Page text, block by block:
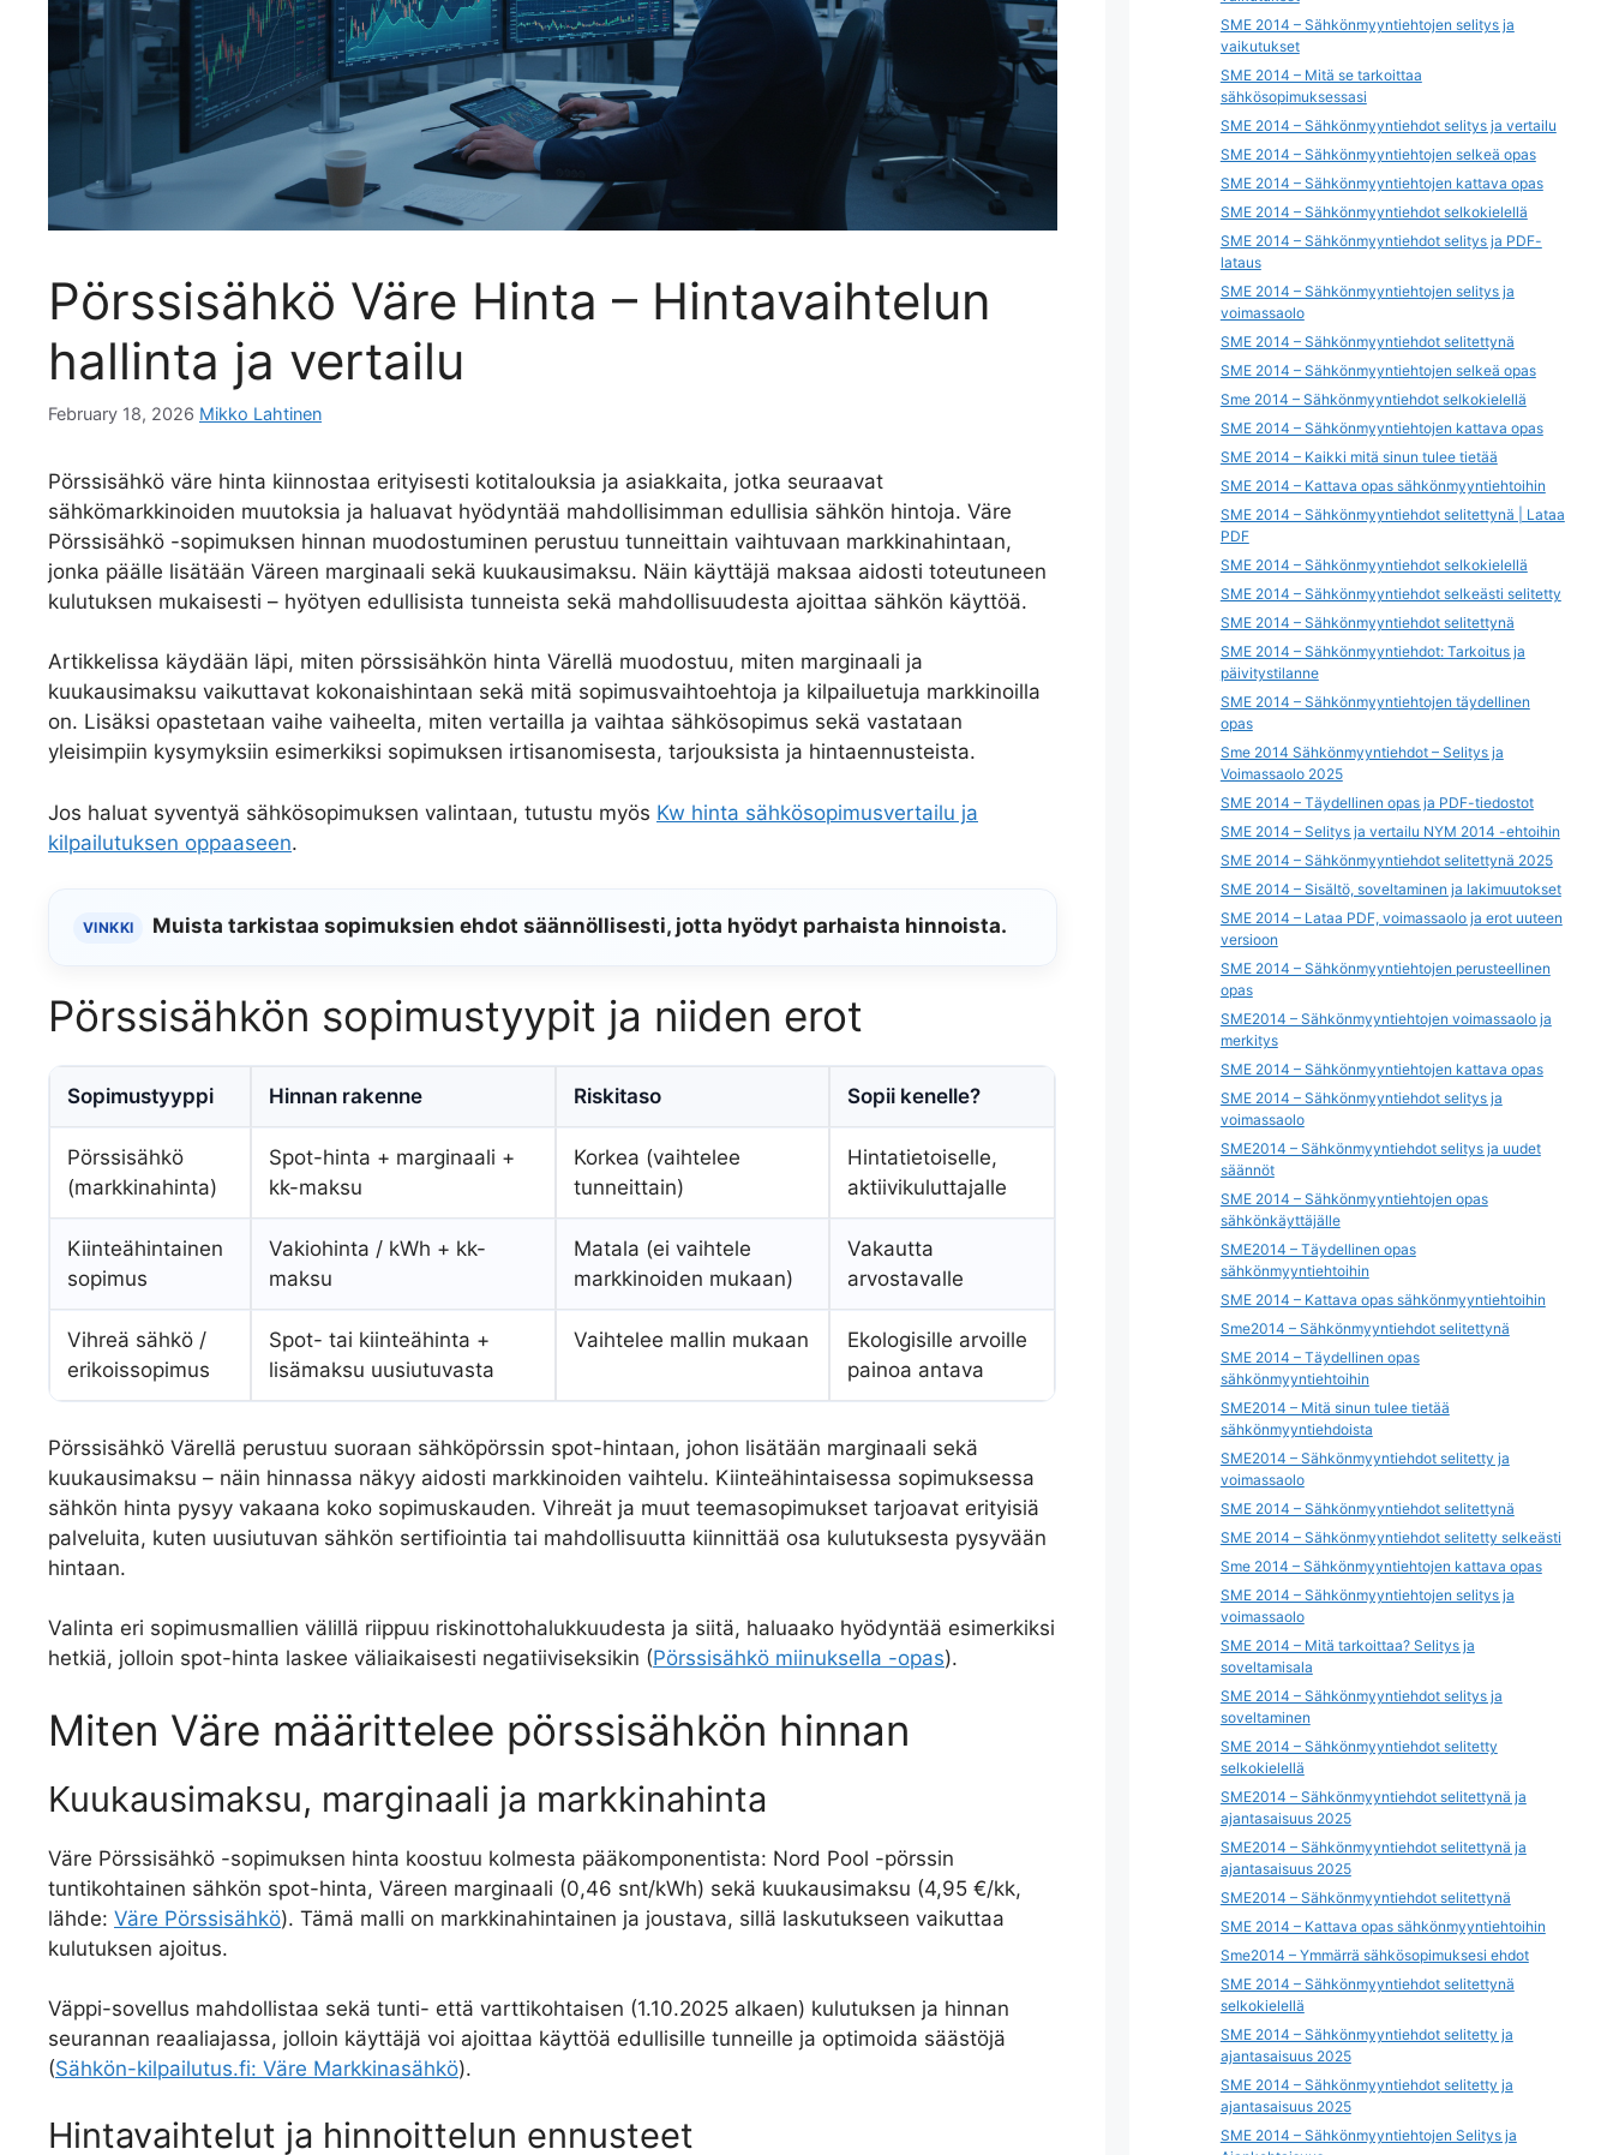
Pörssisähkö Väre Hinta – Hintavaihtelun
hallinta ja vertailu
February 18, 2026 Mikko Lahtinen
Pörssisähkö väre hinta kiinnostaa erityisesti kotitalouksia ja asiakkaita, jotka seuraavat
sähkömarkkinoiden muutoksia ja haluavat hyödyntää mahdollisimman edullisia sähkön hintoja. Väre
Pörssisähkö -sopimuksen hinnan muodostuminen perustuu tunneittain vaihtuvaan markkinahintaan,
jonka päälle lisätään Väreen marginaali sekä kuukausimaksu. Näin käyttäjä maksaa aidosti toteutuneen
kulutuksen mukaisesti – hyötyen edullisista tunneista sekä mahdollisuudesta ajoittaa sähkön käyttöä.
Artikkelissa käydään läpi, miten pörssisähkön hinta Värellä muodostuu, miten marginaali ja
kuukausimaksu vaikuttavat kokonaishintaan sekä mitä sopimusvaihtoehtoja ja kilpailuetuja markkinoilla
on. Lisäksi opastetaan vaihe vaiheelta, miten vertailla ja vaihtaa sähkösopimus sekä vastataan
yleisimpiin kysymyksiin esimerkiksi sopimuksen irtisanomisesta, tarjouksista ja hintaennusteista.
Jos haluat syventyä sähkösopimuksen valintaan, tutustu myös Kw hinta sähkösopimusvertailu ja
kilpailutuksen oppaaseen.
VINKKI Muista tarkistaa sopimuksien ehdot säännöllisesti, jotta hyödyt parhaista hinnoista.
Pörssisähkön sopimustyypit ja niiden erot
Sopimustyyppi Hinnan rakenne Riskitaso Sopii kenelle?
Pörssisähkö
(markkinahinta)
Spot-hinta + marginaali +
kk-maksu
Korkea (vaihtelee
tunneittain)
Hintatietoiselle,
aktiivikuluttajalle
Kiinteähintainen
sopimus
Vakiohinta / kWh + kk-
maksu
Matala (ei vaihtele
markkinoiden mukaan)
Vakautta
arvostavalle
Vihreä sähkö /
erikoissopimus
Spot- tai kiinteähinta +
lisämaksu uusiutuvasta
Vaihtelee mallin mukaan
Ekologisille arvoille
painoa antava
Pörssisähkö Värellä perustuu suoraan sähköpörssin spot-hintaan, johon lisätään marginaali sekä
kuukausimaksu – näin hinnassa näkyy aidosti markkinoiden vaihtelu. Kiinteähintaisessa sopimuksessa
sähkön hinta pysyy vakaana koko sopimuskauden. Vihreät ja muut teemasopimukset tarjoavat erityisiä
palveluita, kuten uusiutuvan sähkön sertifiointia tai mahdollisuutta kiinnittää osa kulutuksesta pysyvään
hintaan.
Valinta eri sopimusmallien välillä riippuu riskinottohalukkuudesta ja siitä, haluaako hyödyntää esimerkiksi
hetkiä, jolloin spot-hinta laskee väliaikaisesti negatiiviseksikin (Pörssisähkö miinuksella -opas).
Miten Väre määrittelee pörssisähkön hinnan
Kuukausimaksu, marginaali ja markkinahinta
Väre Pörssisähkö -sopimuksen hinta koostuu kolmesta pääkomponentista: Nord Pool -pörssin
tuntikohtainen sähkön spot-hinta, Väreen marginaali (0,46 snt/kWh) sekä kuukausimaksu (4,95 €/kk,
lähde: Väre Pörssisähkö). Tämä malli on markkinahintainen ja joustava, sillä laskutukseen vaikuttaa
kulutuksen ajoitus.
Väppi-sovellus mahdollistaa sekä tunti- että varttikohtaisen (1.10.2025 alkaen) kulutuksen ja hinnan
seurannan reaaliajassa, jolloin käyttäjä voi ajoittaa käyttöä edullisille tunneille ja optimoida säästöjä
(Sähkön-kilpailutus.fi: Väre Markkinasähkö).
Hintavaihtelut ja hinnoittelun ennusteet
SME 2014 – Sähkönmyyntiehtojen selitys ja
vaikutukset
SME 2014 – Mitä se tarkoittaa
sähkösopimuksessasi
SME 2014 – Sähkönmyyntiehdot selitys ja vertailu
SME 2014 – Sähkönmyyntiehtojen selkeä opas
SME 2014 – Sähkönmyyntiehtojen kattava opas
SME 2014 – Sähkönmyyntiehdot selkokielellä
SME 2014 – Sähkönmyyntiehdot selitys ja PDF-
lataus
SME 2014 – Sähkönmyyntiehtojen selitys ja
voimassaolo
SME 2014 – Sähkönmyyntiehdot selitettynä
SME 2014 – Sähkönmyyntiehtojen selkeä opas
Sme 2014 – Sähkönmyyntiehdot selkokielellä
SME 2014 – Sähkönmyyntiehtojen kattava opas
SME 2014 – Kaikki mitä sinun tulee tietää
SME 2014 – Kattava opas sähkönmyyntiehtoihin
SME 2014 – Sähkönmyyntiehdot selitettynä | Lataa
PDF
SME 2014 – Sähkönmyyntiehdot selkokielellä
SME 2014 – Sähkönmyyntiehdot selkeästi selitetty
SME 2014 – Sähkönmyyntiehdot selitettynä
SME 2014 – Sähkönmyyntiehdot: Tarkoitus ja
päivitystilanne
SME 2014 – Sähkönmyyntiehtojen täydellinen
opas
Sme 2014 Sähkönmyyntiehdot – Selitys ja
Voimassaolo 2025
SME 2014 – Täydellinen opas ja PDF-tiedostot
SME 2014 – Selitys ja vertailu NYM 2014 -ehtoihin
SME 2014 – Sähkönmyyntiehdot selitettynä 2025
SME 2014 – Sisältö, soveltaminen ja lakimuutokset
SME 2014 – Lataa PDF, voimassaolo ja erot uuteen
versioon
SME 2014 – Sähkönmyyntiehtojen perusteellinen
opas
SME2014 – Sähkönmyyntiehtojen voimassaolo ja
merkitys
SME 2014 – Sähkönmyyntiehtojen kattava opas
SME 2014 – Sähkönmyyntiehdot selitys ja
voimassaolo
SME2014 – Sähkönmyyntiehdot selitys ja uudet
säännöt
SME 2014 – Sähkönmyyntiehtojen opas
sähkönkäyttäjälle
SME2014 – Täydellinen opas
sähkönmyyntiehtoihin
SME 2014 – Kattava opas sähkönmyyntiehtoihin
Sme2014 – Sähkönmyyntiehdot selitettynä
SME 2014 – Täydellinen opas
sähkönmyyntiehtoihin
SME2014 – Mitä sinun tulee tietää
sähkönmyyntiehdoista
SME2014 – Sähkönmyyntiehdot selitetty ja
voimassaolo
SME 2014 – Sähkönmyyntiehdot selitettynä
SME 2014 – Sähkönmyyntiehdot selitetty selkeästi
Sme 2014 – Sähkönmyyntiehtojen kattava opas
SME 2014 – Sähkönmyyntiehtojen selitys ja
voimassaolo
SME 2014 – Mitä tarkoittaa? Selitys ja
soveltamisala
SME 2014 – Sähkönmyyntiehdot selitys ja
soveltaminen
SME 2014 – Sähkönmyyntiehdot selitetty
selkokielellä
SME2014 – Sähkönmyyntiehdot selitettynä ja
ajantasaisuus 2025
SME2014 – Sähkönmyyntiehdot selitettynä ja
ajantasaisuus 2025
SME2014 – Sähkönmyyntiehdot selitettynä
SME 2014 – Kattava opas sähkönmyyntiehtoihin
Sme2014 – Ymmärrä sähkösopimuksesi ehdot
SME 2014 – Sähkönmyyntiehdot selitettynä
selkokielellä
SME 2014 – Sähkönmyyntiehdot selitetty ja
ajantasaisuus 2025
SME 2014 – Sähkönmyyntiehdot selitetty ja
ajantasaisuus 2025
SME 2014 – Sähkönmyyntiehtojen Selitys ja